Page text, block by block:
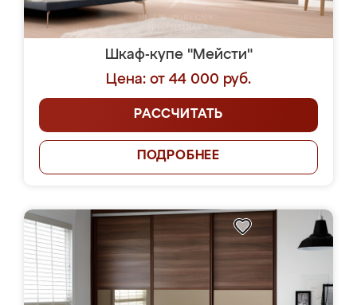
Шкаф-купе "Мейсти"
Цена: от 44 000 руб.
РАССЧИТАТЬ
ПОДРОБНЕЕ